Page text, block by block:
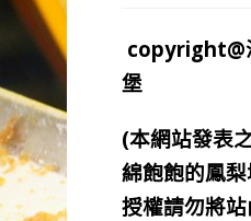
copyright@
堡
(本網站發表
綿飽飽的鳳
授權請勿將